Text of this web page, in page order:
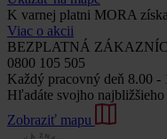
K varnej platni MORA
Viac o akcii
BEZPLATNÁ
0800 105 505
Každý pracovný deň 8.00 -
Hľadáte svojho
Zobraziť mapu